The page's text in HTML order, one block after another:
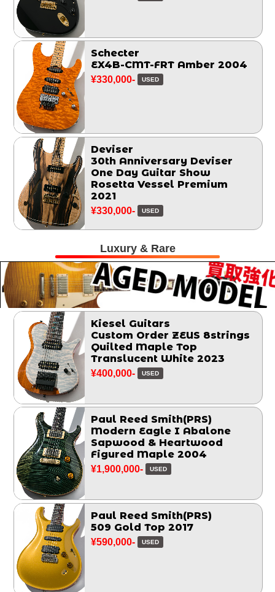
Schecter
EX4B-CMT-FRT Amber 2004
¥330,000- USED
Deviser
30th Anniversary Deviser
One Day Guitar Show
Rosetta Vessel Premium
2021
¥330,000- USED
Luxury & Rare
Kiesel Guitars
Custom Order ZEUS 8strings
Quilted Maple Top
Translucent White 2023
¥400,000- USED
Paul Reed Smith(PRS)
Modern Eagle I Abalone
Sapwood & Heartwood
Figured Maple 2004
¥1,900,000- USED
Paul Reed Smith(PRS)
509 Gold Top 2017
¥590,000- USED